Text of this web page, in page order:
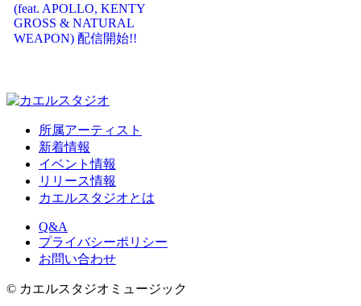
(feat. APOLLO, KENTY
GROSS & NATURAL
WEAPON) 配信開始!!
所属アーティスト
新着情報
イベント情報
リリース情報
カエルスタジオとは
Q&A
プライバシーポリシー
お問い合わせ
© カエルスタジオミュージック